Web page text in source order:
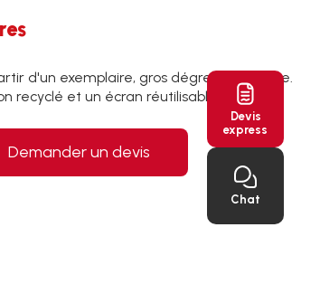
d'un exemplaire, gros dégressif en série.
recyclé et un écran réutilisable.
Demander un devis
Devis
express
Chat